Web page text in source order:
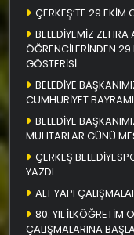
ÇERKEŞ’TE 29 EKİM
BELEDİYEMİZ
ÖĞRENCİLERİNDEN
GÖSTERİSİ
BELEDİYE
CUMHURİYET
BELEDİYE
MUHTARLAR GÜNÜ
ÇERKEŞ
YAZDI
ALT YAPI
80. YIL İLKÖĞRETİM
ÇALIŞMALARINA